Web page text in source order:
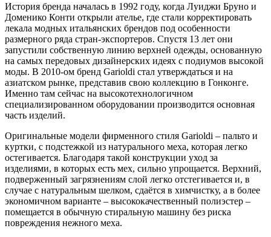
История бренда началась в 1992 году, когда Луиджи Бруно и
Доменико Конти открыли ателье, где стали корректировать
лекала модных итальянских брендов под особенности
размерного ряда стран-экспортеров. Спустя 13 лет они
запустили собственную линию верхней одежды, основанную
на самых передовых дизайнерских идеях с подиумов высокой
моды. В 2010-ом бренд Garioldi стал утверждаться и на
азиатском рынке, представив свою коллекцию в Гонконге.
Именно там сейчас на высокотехнологичном
специализированном оборудовании производится основная
часть изделий.
Оригинальные модели фирменного стиля Garioldi – пальто и
куртки, c подстежкой из натурального меха, которая легко
остегивается. Благодаря такой конструкции уход за
изделиями, в которых есть мех, сильно упрощается. Верхний,
подверженный загрязнениям слой легко отстегивается и, в
случае с натуральным шелком, сдаётся в химчистку, а в более
экономичном варианте – высококачественный полиэстер –
помещается в обычную стиральную машину без риска
повреждения нежного меха.